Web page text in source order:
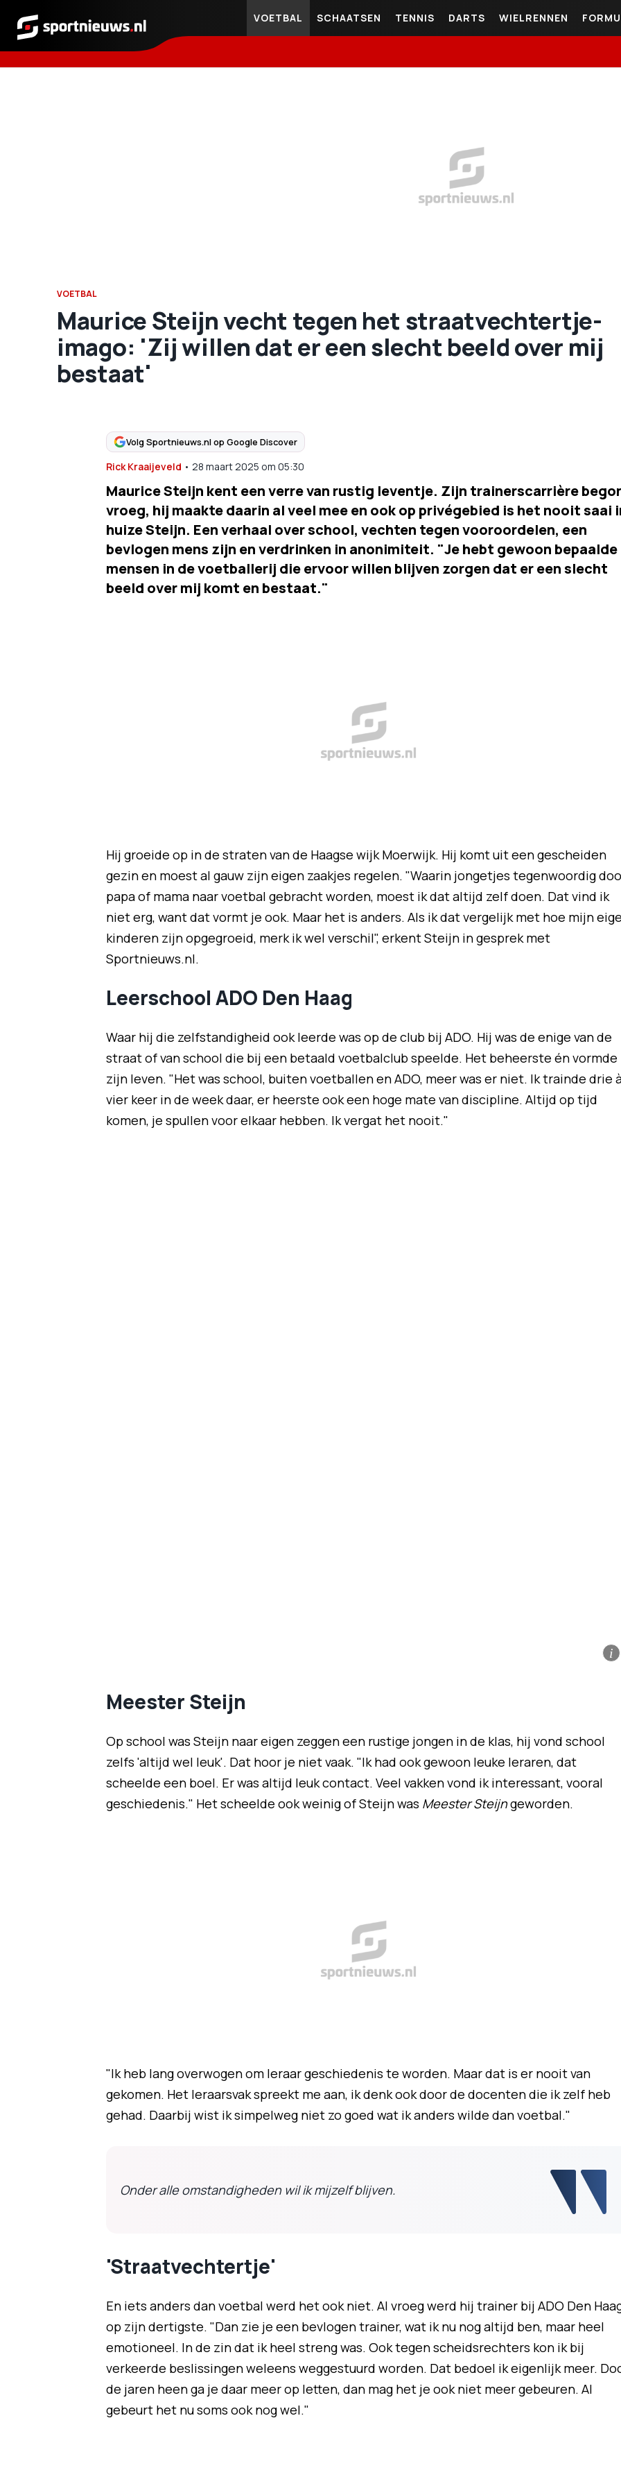
Sportnieuws.nl
VOETBAL SCHAATSEN TENNIS DARTS WIELRENNEN
VOETBAL
Maurice Steijn vecht tegen het straatvechtertje-
imago: 'Zij willen dat er een slecht beeld over mij
bestaat'
Volg Sportnieuws.nl op Google Discover
Rick Kraaijeveld • 28 maart 2025 om 05:30
Maurice Steijn kent een verre van rustig leventje. Zijn trainerscarrière
vroeg, hij maakte daarin al veel mee en ook op privégebied is het nooit saai
huize Steijn. Een verhaal over school, vechten tegen vooroordelen, een
bevlogen mens zijn en verdrinken in anonimiteit. "Je hebt gewoon bepaalde
mensen in de voetballerij die ervoor willen blijven zorgen dat er een slecht
beeld over mij komt en bestaat."
Hij groeide op in de straten van de Haagse wijk Moerwijk. Hij komt uit een gescheiden
gezin en moest al gauw zijn eigen zaakjes regelen. "Waarin jongetjes tegenwoordig
papa of mama naar voetbal gebracht worden, moest ik dat altijd zelf doen. Dat vind ik
niet erg, want dat vormt je ook. Maar het is anders. Als ik dat vergelijk met hoe mijn
kinderen zijn opgegroeid, merk ik wel verschil", erkent Steijn in gesprek met
Sportnieuws.nl.
Leerschool ADO Den Haag
Waar hij die zelfstandigheid ook leerde was op de club bij ADO. Hij was de enige van de
straat of van school die bij een betaald voetbalclub speelde. Het beheerste én vormde
zijn leven. "Het was school, buiten voetballen en ADO, meer was er niet. Ik trainde drie
vier keer in de week daar, er heerste ook een hoge mate van discipline. Altijd op tijd
komen, je spullen voor elkaar hebben. Ik vergat het nooit."
i
Meester Steijn
Op school was Steijn naar eigen zeggen een rustige jongen in de klas, hij vond school
zelfs 'altijd wel leuk'. Dat hoor je niet vaak. "Ik had ook gewoon leuke leraren, dat
scheelde een boel. Er was altijd leuk contact. Veel vakken vond ik interessant, vooral
geschiedenis." Het scheelde ook weinig of Steijn was Meester Steijngeworden.
"Ik heb lang overwogen om leraar geschiedenis te worden. Maar dat is er nooit van
gekomen. Het leraarsvak spreekt me aan, ik denk ook door de docenten die ik zelf heb
gehad. Daarbij wist ik simpelweg niet zo goed wat ik anders wilde dan voetbal."
Onder alle omstandigheden wil ik mijzelf blijven.
'Straatvechtertje'
En iets anders dan voetbal werd het ook niet. Al vroeg werd hij trainer bij ADO Den
op zijn dertigste. "Dan zie je een bevlogen trainer, wat ik nu nog altijd ben, maar heel
emotioneel. In de zin dat ik heel streng was. Ook tegen scheidsrechters kon ik bij
verkeerde beslissingen weleens weggestuurd worden. Dat bedoel ik eigenlijk meer.
de jaren heen ga je daar meer op letten, dan mag het je ook niet meer gebeuren. Al
gebeurt het nu soms ook nog wel."